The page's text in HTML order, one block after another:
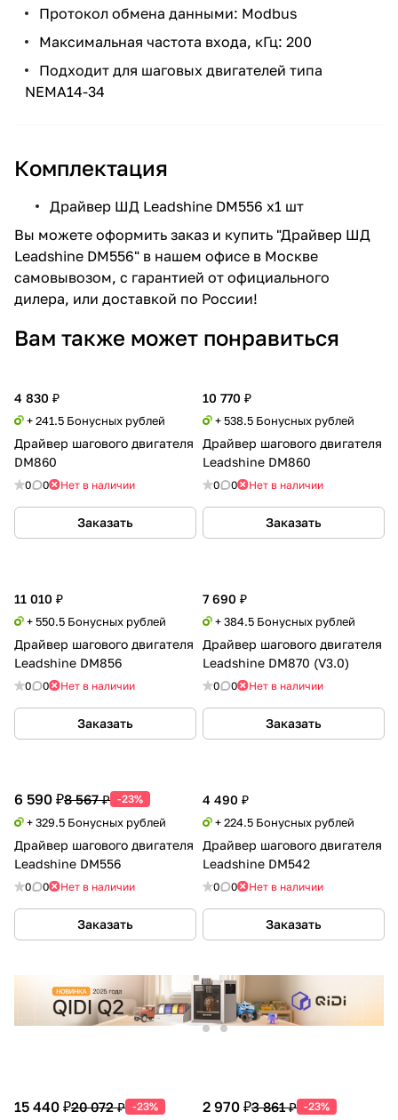
Протокол обмена данными: Modbus
Максимальная частота входа, кГц: 200
Подходит для шаговых двигателей типа
NEMA14-34
Комплектация
Драйвер ШД Leadshine DM556 х1 шт
Вы можете оформить заказ и купить "Драйвер ШД
Leadshine DM556" в нашем офисе в Москве
самовывозом, с гарантией от официального
дилера, или доставкой по России!
Вам также может понравиться
4 830 ₽
+ 241.5 Бонусных рублей
Драйвер шагового двигателя
DM860
0 0 Нет в наличии
Заказать
10 770 ₽
+ 538.5 Бонусных рублей
Драйвер шагового двигателя
Leadshine DM860
0 0 Нет в наличии
Заказать
7 690 ₽
+ 384.5 Бонусных рублей
Драйвер шагового двигателя
Leadshine DM870 (V3.0)
0 0 Нет в наличии
Заказать
6 590 ₽8 567 ₽ -23%
+ 329.5 Бонусных рублей
Драйвер шагового двигателя
Leadshine DM556
0 0 Нет в наличии
Заказать
4 490 ₽
+ 224.5 Бонусных рублей
Драйвер шагового двигателя
Leadshine DM542
0 0 Нет в наличии
Заказать
15 440 ₽20 072 ₽ -23% 2 970 ₽3 861 ₽ -23%
11 010 ₽
+ 550.5 Бонусных рублей
Драйвер шагового двигателя
Leadshine DM856
0 0 Нет в наличии
Заказать